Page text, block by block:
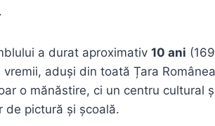
a durat aproximativ 10 ani
aduși din toată Țara
o mănăstire, ci un centru cultural
de pictură și școală.